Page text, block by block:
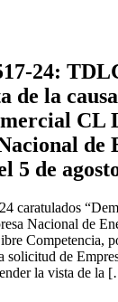
24:
de la
CL
de
5 de
caratulados
Nacional de
Competencia,
solicitud de
la vista de la